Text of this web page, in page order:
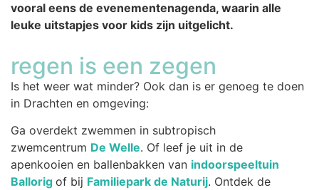
vooral eens de evenementenagenda, waarin alle
leuke uitstapjes voor kids zijn uitgelicht.
regen is een zegen
Is het weer wat minder? Ook dan is er genoeg te doen
in Drachten en omgeving:
Ga overdekt zwemmen in subtropisch
zwemcentrum De Welle. Of leef je uit in de
apenkooien en ballenbakken van indoorspeeltuin
Ballorig of bij Familiepark de Naturij. Ontdek de